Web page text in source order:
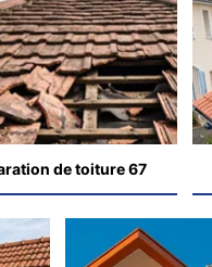
de toiture 67